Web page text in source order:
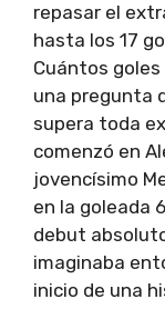
repasar el
hasta los 17
Cuántos
una pregunta
supera toda
comenzó en
jovencísimo
en la goleada
debut
imaginaba
inicio de una